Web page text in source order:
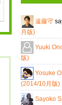
遠藤守
月版)
Yuuki
版)
Yosuke
(2014/10月版)
Sayoko